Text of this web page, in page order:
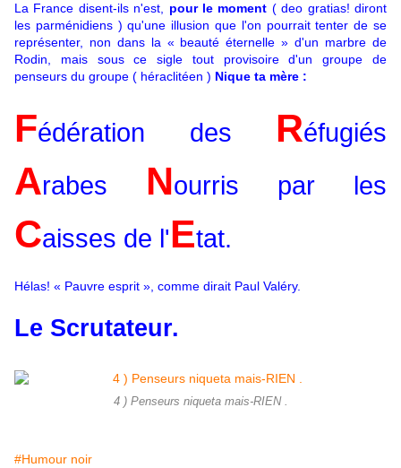
La France disent-ils n'est, pour le moment ( deo gratias! diront
les parménidiens ) qu'une illusion que l'on pourrait tenter de se
représenter, non dans la « beauté éternelle » d'un marbre de
Rodin, mais sous ce sigle tout provisoire d'un groupe de
penseurs du groupe ( héraclitéen ) Nique ta mère :
Fédération des Réfugiés
Arabes Nourris par les
Caisses de l'Etat.
Hélas! « Pauvre esprit », comme dirait Paul Valéry.
Le Scrutateur.
4 ) Penseurs niqueta mais-RIEN .
#Humour noir